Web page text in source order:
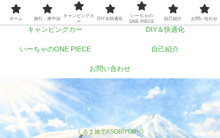
くるま旅でASOBIYORI💨
ホーム 旅行・車中泊
キャンピングカー DIY＆快適化
いーちゃのONE PIECE 自己紹介
お問い合わせ
ホーム 旅行・車中泊
キャンピングカ
ー
DIY＆快適化
いーちゃの
ONE PIECE
自己紹介 お問い合わせ